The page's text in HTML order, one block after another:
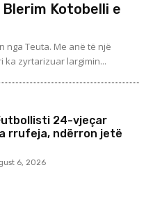
Kotobelli e
nga Teuta. Me anë të një
ka zyrtarizuar largimin...
24-vjeçar
rrufeja, ndërron jetë
6, 2026